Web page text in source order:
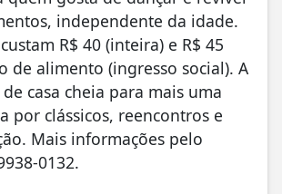
independente da idade.
R$ 40 (inteira) e R$ 45
de alimento (ingresso social). A
casa cheia para mais uma
por clássicos, reencontros e
Mais informações pelo
0132.